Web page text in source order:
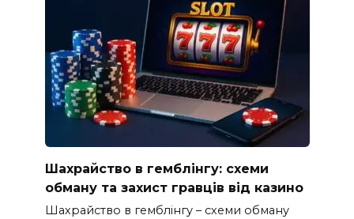
Шахрайство в гемблінгу: схеми
обману та захист гравців від казино
Шахрайство в гемблінгу – схеми обману